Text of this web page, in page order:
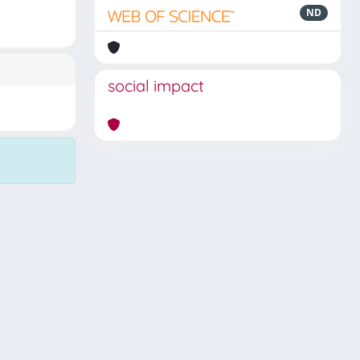
ND
social impact